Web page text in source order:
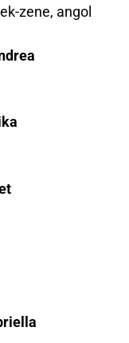
zene, angol